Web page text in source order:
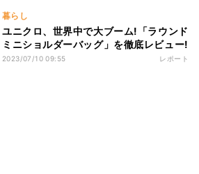
暮らし
ユニクロ、世界中で大ブーム!「ラウンド
ミニショルダーバッグ」を徹底レビュー!
2023/07/10 09:55 レポート